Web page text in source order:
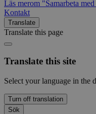
Läs merom "Samarbeta med
Kontakt
Translate
Translate this page
Translate this site
Select your language in the
Turn off translation
Sök